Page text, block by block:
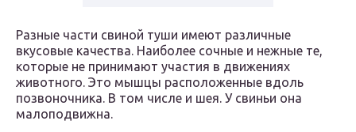
Разные части свиной туши имеют различные
вкусовые качества. Наиболее сочные и нежные те,
которые не принимают участия в движениях
животного. Это мышцы расположенные вдоль
позвоночника. В том числе и шея. У свиньи она
малоподвижна.